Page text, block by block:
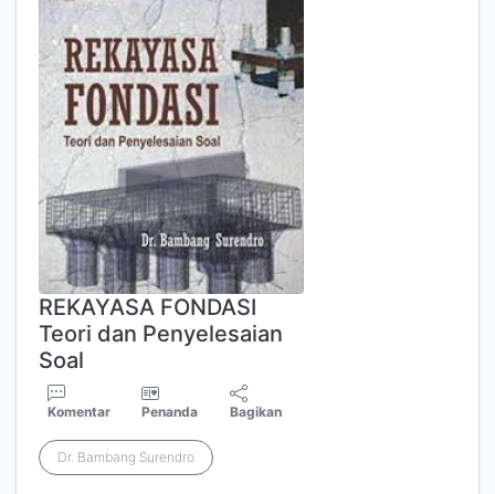
REKAYASA FONDASI
Teori dan Penyelesaian
Soal
Komentar Penanda Bagikan
Dr. Bambang Surendro